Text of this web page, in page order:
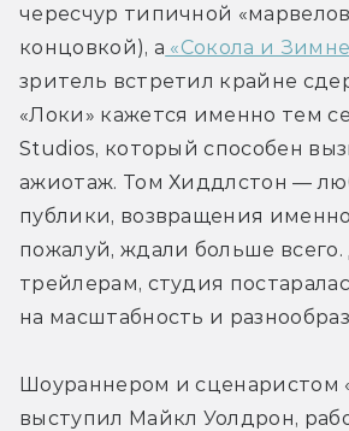
чересчур типичной
концовкой), а «Сокола и
зритель встретил крайне
«Локи» кажется именно тем
Studios, который способен
ажиотаж. Том Хиддлстон —
публики, возвращения
пожалуй, ждали больше всего.
трейлерам, студия
на масштабность и
Шоураннером и сценаристом
выступил Майкл Уолдрон,